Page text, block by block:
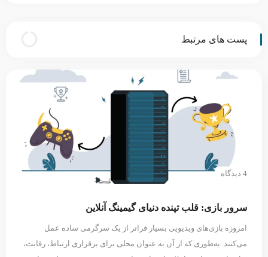
پست های مرتبط
4 دیدگاه
سرور بازی: قلب تپنده دنیای گیمینگ آنلاین
امروزه بازی‌های ویدیویی بسیار فراتر از یک سرگرمی ساده عمل
می‌کنند. به‌طوری‌ که از آن به عنوان محلی برای برقراری ارتباط، رقابت‌،